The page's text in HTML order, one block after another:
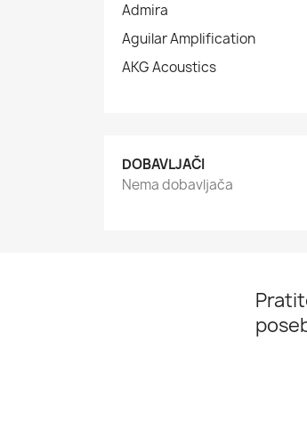
Admira
Aguilar Amplification
AKG Acoustics
DOBAVLJAČI
Nema dobavljača